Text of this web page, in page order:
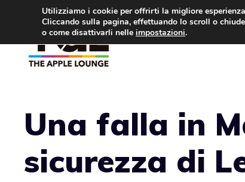
contenuto
Una falla in
sicurezza di
Utilizziamo i cookie per offrirti la migliore
Cliccando sulla pagina, effettuando lo scroll o
o come disattivarli nelle impostazioni.